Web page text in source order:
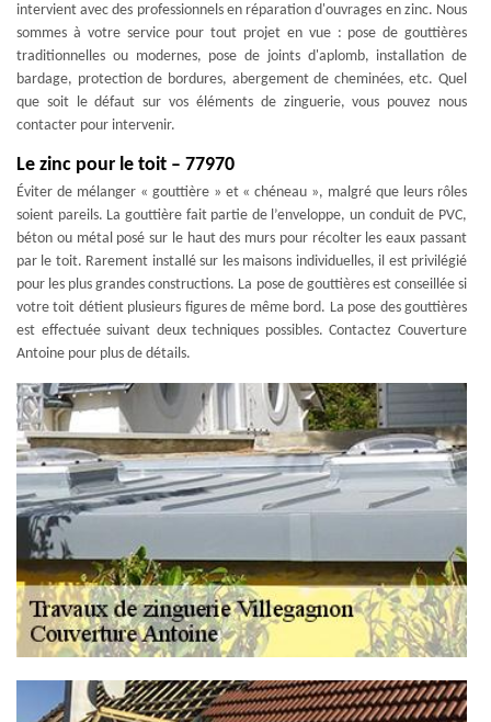
intervient avec des professionnels en réparation d'ouvrages en zinc. Nous
sommes à votre service pour tout projet en vue : pose de gouttières
traditionnelles ou modernes, pose de joints d'aplomb, installation de
bardage, protection de bordures, abergement de cheminées, etc. Quel
que soit le défaut sur vos éléments de zinguerie, vous pouvez nous
contacter pour intervenir.
Le zinc pour le toit – 77970
Éviter de mélanger « gouttière » et « chéneau », malgré que leurs rôles
soient pareils. La gouttière fait partie de l’enveloppe, un conduit de PVC,
béton ou métal posé sur le haut des murs pour récolter les eaux passant
par le toit. Rarement installé sur les maisons individuelles, il est privilégié
pour les plus grandes constructions. La pose de gouttières est conseillée si
votre toit détient plusieurs figures de même bord. La pose des gouttières
est effectuée suivant deux techniques possibles. Contactez Couverture
Antoine pour plus de détails.